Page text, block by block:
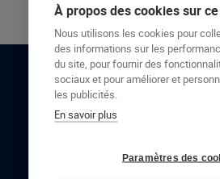
RESTONS EN
À propos des cookies sur
Nous utilisons les cookies pour
des informations sur les
du site, pour fournir des
sociaux et pour améliorer et
les publicités.
En savoir plus
Paramètres des